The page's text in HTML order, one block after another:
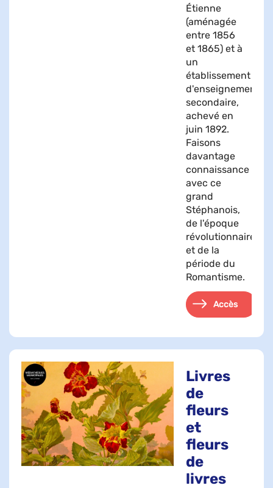
Étienne
(aménagée
entre 1856
et 1865) et à
un
établissement
d'enseignement
secondaire,
achevé en
juin 1892.
Faisons
davantage
connaissance
avec ce
grand
Stéphanois,
de l'époque
révolutionnaire
et de la
période du
Romantisme.
Accès
Livres
de
fleurs
et
fleurs
de
livres